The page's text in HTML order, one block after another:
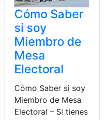
Cómo Saber
si soy
Miembro de
Mesa
Electoral
Cómo Saber si soy
Miembro de Mesa
Electoral – Si tienes